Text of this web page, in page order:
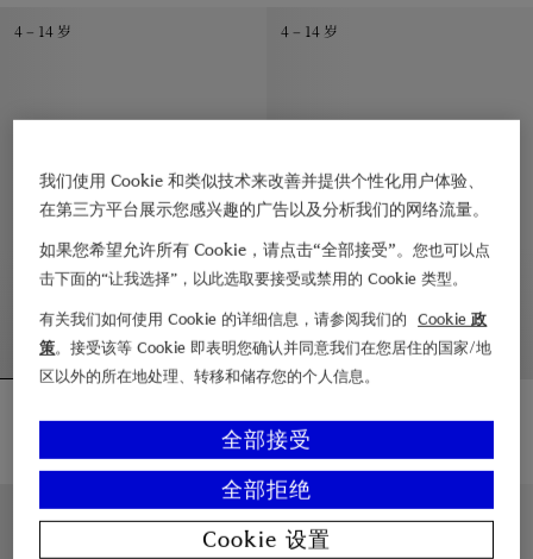
4 – 14 岁
¥2,100.00
泰迪熊上海印花棉质 T 恤衫, ¥2,100.00
4 – 14 岁
¥1,700.00
骑士印章棉质 T 恤衫, ¥1,700.00
4 – 14 岁 4 – 14 岁
我们使用 Cookie 和类似技术来改善并提供个性化用户体验、
在第三方平台展示您感兴趣的广告以及分析我们的网络流量。
如果您希望允许所有 Cookie，请点击“全部接受”。您也可以点
击下面的“让我选择”，以此选取要接受或禁用的 Cookie 类型。
有关我们如何使用 Cookie 的详细信息，请参阅我们的
Cookie 政
策。接受该等 Cookie 即表明您确认并同意我们在您居住的国家/地
区以外的所在地处理、转移和储存您的个人信息。
全部拒绝
全部接受
Cookie 设置